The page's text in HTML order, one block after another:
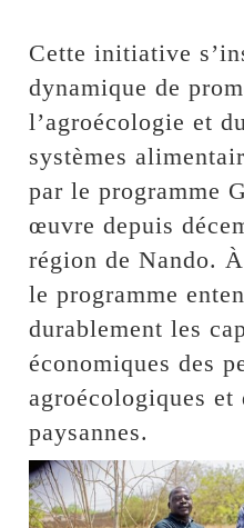
Cette initiative
dynamique de
l’agroécologie et
systèmes
par le programme
œuvre depuis
région de Nando.
le programme
durablement les
économiques des
agroécologiques et
paysannes.